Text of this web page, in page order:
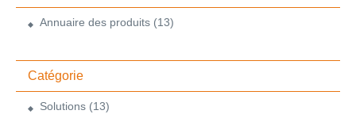
Annuaire des produits (13)
Catégorie
Solutions (13)